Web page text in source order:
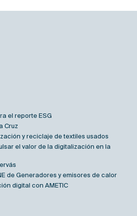
el reporte ESG
Cruz
y reciclaje de textiles usados
el valor de la digitalización en la
de Generadores y emisores de calor
digital con AMETIC